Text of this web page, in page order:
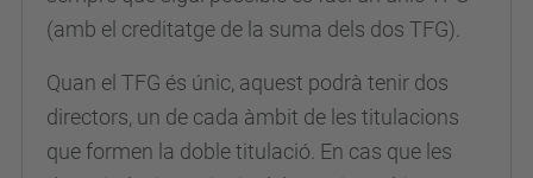
(amb el creditatge de la suma dels dos TFG).
Quan el TFG és únic, aquest podrà tenir dos
directors, un de cada àmbit de les titulacions
que formen la doble titulació. En cas que les